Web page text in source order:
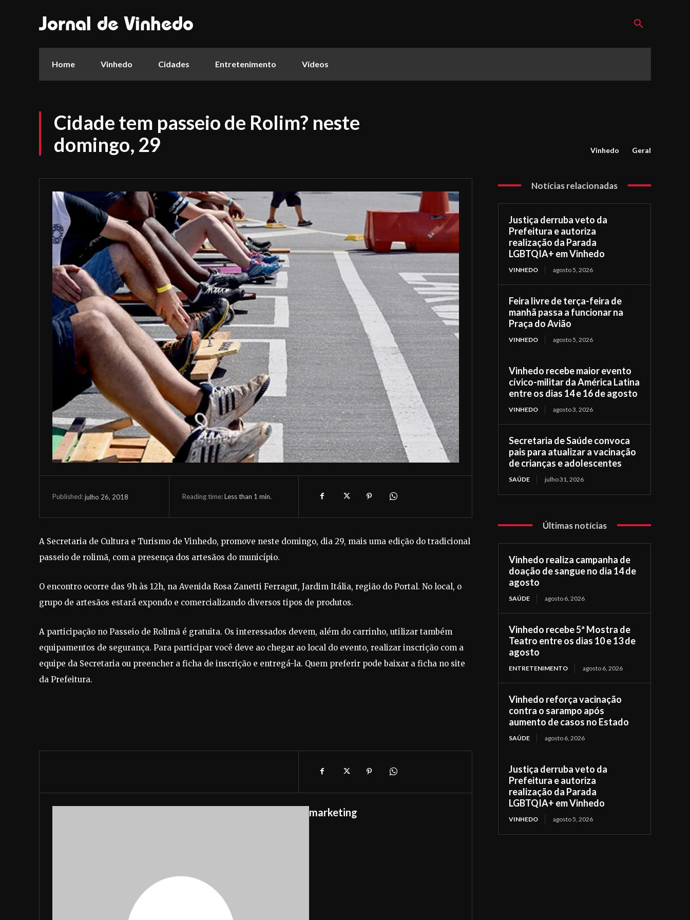
Jornal de Vinhedo
Home Vinhedo Cidades Entretenimento Vídeos
Cidade tem passeio de Rolim? neste
domingo, 29
Vinhedo Geral
Published:julho 26, 2018 Reading time:Less than 1 min.
A Secretaria de Cultura e Turismo de Vinhedo, promove neste domingo, dia 29, mais uma edição do tradicional
passeio de rolimã, com a presença dos artesãos do município.
O encontro ocorre das 9h às 12h, na Avenida Rosa Zanetti Ferragut, Jardim Itália, região do Portal. No local, o
grupo de artesãos estará expondo e comercializando diversos tipos de produtos.
A participação no Passeio de Rolimã é gratuita. Os interessados devem, além do carrinho, utilizar também
equipamentos de segurança. Para participar você deve ao chegar ao local do evento, realizar inscrição com a
equipe da Secretaria ou preencher a ficha de inscrição e entregá-la. Quem preferir pode baixar a ficha no site
da Prefeitura.
marketing
Notícias relacionadas
Justiça derruba veto da
Prefeitura e autoriza
realização da Parada
LGBTQIA+ em Vinhedo
VINHEDO agosto 5, 2026
Feira livre de terça-feira de
manhã passa a funcionar na
Praça do Avião
VINHEDO agosto 5, 2026
Vinhedo recebe maior evento
cívico-militar da América Latina
entre os dias 14 e 16 de agosto
VINHEDO agosto 3, 2026
Secretaria de Saúde convoca
pais para atualizar a vacinação
de crianças e adolescentes
SAÚDE julho 31, 2026
Últimas notícias
Vinhedo realiza campanha de
doação de sangue no dia 14 de
agosto
SAÚDE agosto 6, 2026
Vinhedo recebe 5ª Mostra de
Teatro entre os dias 10 e 13 de
agosto
ENTRETENIMENTO agosto 6, 2026
Vinhedo reforça vacinação
contra o sarampo após
aumento de casos no Estado
SAÚDE agosto 6, 2026
Justiça derruba veto da
Prefeitura e autoriza
realização da Parada
LGBTQIA+ em Vinhedo
VINHEDO agosto 5, 2026